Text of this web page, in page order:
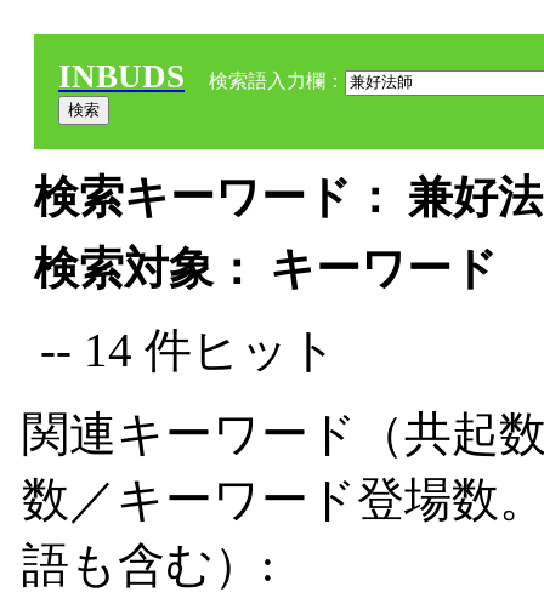
INBUDS 検索語入力欄：
検索キーワード： 兼好
検索対象： キーワード
-- 14 件ヒット
関連キーワード（共起
数／キーワード登場数
語も含む）: